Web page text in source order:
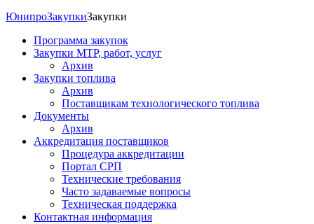
ЮнипроЗакупкиЗакупки
Программа закупок
Закупки МТР, работ, услуг
Архив
Закупки топлива
Архив
Поставщикам технологического топлива
Документы
Архив
Аккредитация поставщиков
Процедура аккредитации
Портал СРП
Технические требования
Часто задаваемые вопросы
Техническая поддержка
Контактная информация